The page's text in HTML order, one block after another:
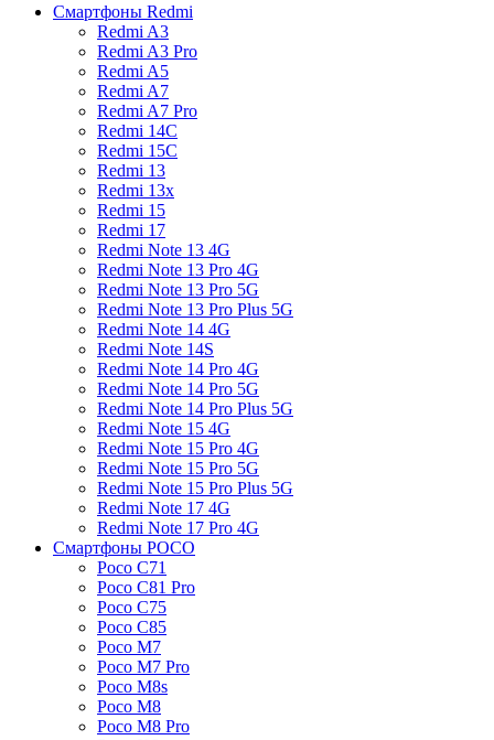
Смартфоны Redmi
Redmi A3
Redmi A3 Pro
Redmi A5
Redmi A7
Redmi A7 Pro
Redmi 14C
Redmi 15C
Redmi 13
Redmi 13x
Redmi 15
Redmi 17
Redmi Note 13 4G
Redmi Note 13 Pro 4G
Redmi Note 13 Pro 5G
Redmi Note 13 Pro Plus 5G
Redmi Note 14 4G
Redmi Note 14S
Redmi Note 14 Pro 4G
Redmi Note 14 Pro 5G
Redmi Note 14 Pro Plus 5G
Redmi Note 15 4G
Redmi Note 15 Pro 4G
Redmi Note 15 Pro 5G
Redmi Note 15 Pro Plus 5G
Redmi Note 17 4G
Redmi Note 17 Pro 4G
Смартфоны POCO
Poco C71
Poco C81 Pro
Poco C75
Poco C85
Poco M7
Poco M7 Pro
Poco M8s
Poco M8
Poco M8 Pro